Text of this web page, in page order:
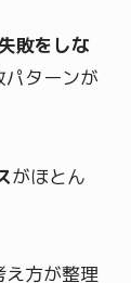
敗をしな
ターンが
がほとん
方が整理